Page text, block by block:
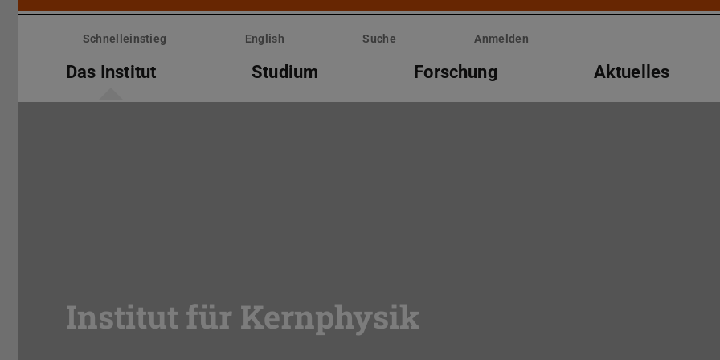
Menü
überspringenSchnelleinstieg English Suche Anmelden
Das Institut Studium Forschung Aktuelles
Institut für Kernphysik